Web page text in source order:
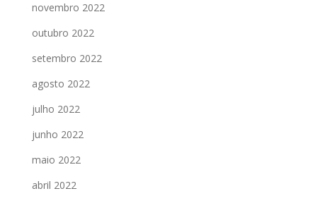
novembro 2022
outubro 2022
setembro 2022
agosto 2022
julho 2022
junho 2022
maio 2022
abril 2022